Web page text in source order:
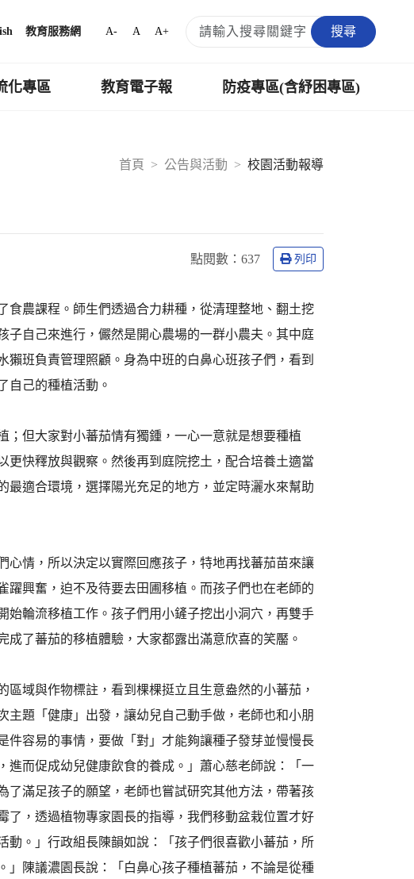
教育服務網 A- A A+ 搜尋
化專區 教育電子報 防疫專區(含紓困專區)
首頁
公告與活動 校園活動報導
點閱數： 637 列印
食農課程。師生們透過合力耕種，從清理整地、翻土挖
子自己來進行，儼然是開心農場的一群小農夫。其中庭
班負責管理照顧。身為中班的白鼻心班孩子們，看到
自己的種植活動。
但大家對小蕃茄情有獨鍾，一心一意就是想要種植
快釋放與觀察。然後再到庭院挖土，配合培養土適當
適合環境，選擇陽光充足的地方，並定時灑水來幫助
心情，所以決定以實際回應孩子，特地再找蕃茄苗來讓
興奮，迫不及待要去田圃移植。而孩子們也在老師的
始輪流移植工作。孩子們用小鏟子挖出小洞穴，再雙手
了蕃茄的移植體驗，大家都露出滿意欣喜的笑靨。
域與作物標註，看到棵棵挺立且生意盎然的小蕃茄，
題「健康」出發，讓幼兒自己動手做，老師也和小朋
件容易的事情，要做「對」才能夠讓種子發芽並慢慢長
進而促成幼兒健康飲食的養成。」蕭心慈老師說：「一
了滿足孩子的願望，老師也嘗試研究其他方法，帶著孩
了，透過植物專家園長的指導，我們移動盆栽位置才好
動。」行政組長陳韻如說：「孩子們很喜歡小蕃茄，所
」陳議濃園長說：「白鼻心孩子種植蕃茄，不論是從種